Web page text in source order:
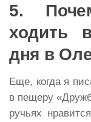
5.
ходить
дня в
Еще, когда я
в пещеру
ручьях